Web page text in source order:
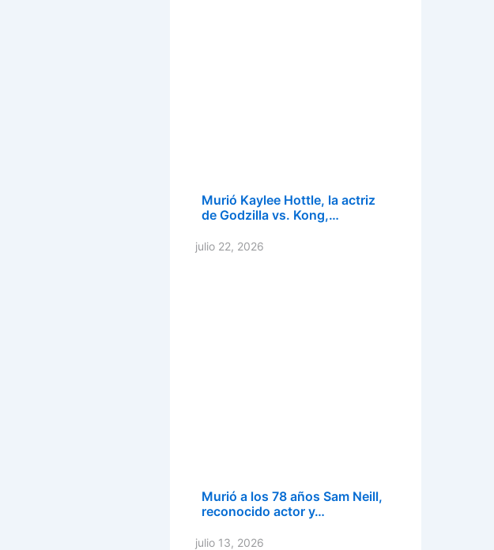
Murió Kaylee Hottle, la actriz
de Godzilla vs. Kong,…
julio 22, 2026
Murió a los 78 años Sam Neill,
reconocido actor y…
julio 13, 2026